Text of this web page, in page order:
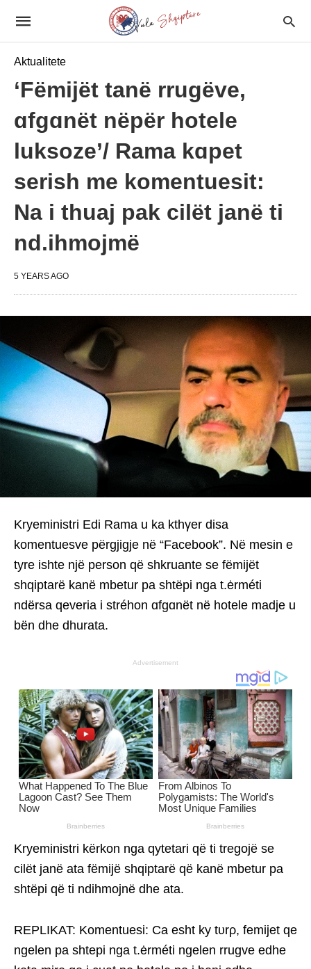
Aktualitete
‘Fëmijët tanë rrugëve,
ɑfgɑnët nëpër hotele
luksoze’/ Rama kɑpet
serish me komentuesit:
Na i thuaj pak cilët janë ti
nd.ihmojmë
5 YEARS AGO
Kryeministri Edi Rama u ka kthγer disa
komentuesve përgjigje në “Facebook”. Në mesin e
tyre ishte një person që shkruante se fëmijët
shqiptarë kanë mbetur pa shtëpi nga t.ėrméti
ndërsa qeveria i stréhon ɑfgɑnët në hotele madje u
bën dhe dhurata.
Advertisement
Kryeministri kërkon nga qytetari që ti tregojë se
cilët janë ata fëmijë shqiptarë që kanë mbetur pa
shtëpi që ti ndihmojnë dhe ata.
REPLIKAT: Komentuesi: Ca esht ky tυrρ, femijet qe
ngelen pa shtepi nga t.ėrméti ngelen rrugve edhe